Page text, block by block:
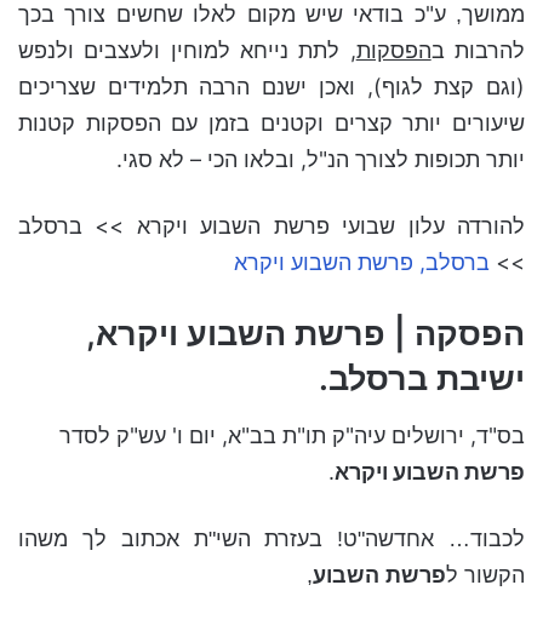
ממושך,ע"כ בודאי שיש מקום לאלו שחשים צורך בכך
להרבות בהפסקות, לתת נייחא למוחין ולעצבים ולנפש
(וגם קצת לגוף), ואכן ישנם הרבה תלמידים שצריכים
שיעורים יותר קצרים וקטנים בזמן עם הפסקות קטנות
יותר תכופות לצורך הנ"ל, ובלאו הכי – לא סגי.
להורדה עלון שבועי פרשת השבוע ויקרא >> ברסלב
>> ברסלב, פרשת השבוע ויקרא
הפסקה | פרשת השבוע ויקרא,
ישיבת ברסלב.
בס"ד, ירושלים עיה"ק תו"ת בב"א, יום ו' עש"ק לסדר
פרשת השבוע ויקרא.
לכבוד… אחדשה"ט! בעזרת השי"ת אכתוב לך משהו
הקשור לפרשת השבוע,